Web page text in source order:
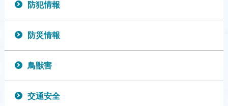
防犯情報
防災情報
鳥獣害
交通安全